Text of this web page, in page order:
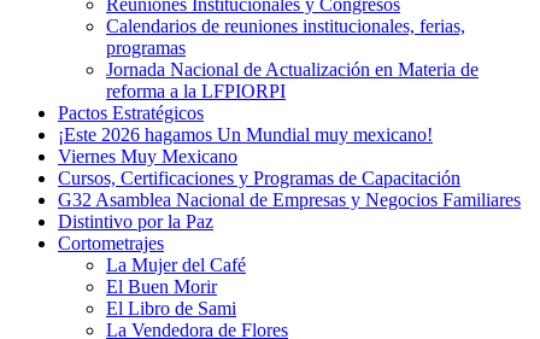
Reuniones Institucionales y Congresos
Calendarios de reuniones institucionales, ferias,
programas
Jornada Nacional de Actualización en Materia de
reforma a la LFPIORPI
Pactos Estratégicos
¡Este 2026 hagamos Un Mundial muy mexicano!
Viernes Muy Mexicano
Cursos, Certificaciones y Programas de Capacitación
G32 Asamblea Nacional de Empresas y Negocios Familiares
Distintivo por la Paz
Cortometrajes
La Mujer del Café
El Buen Morir
El Libro de Sami
La Vendedora de Flores